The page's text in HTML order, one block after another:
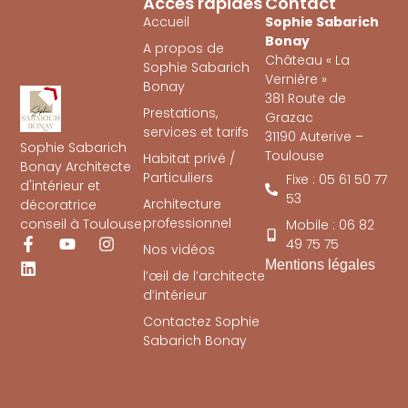
Sophie Sabarich
Bonay Architecte
d'intérieur et
décoratrice
conseil à Toulouse
Accueil
A propos de
Sophie Sabarich
Bonay
Prestations,
services et tarifs
Habitat privé /
Particuliers
Architecture
professionnel
Nos vidéos
l’œil de l’architecte
d’intérieur
Contactez Sophie
Sabarich Bonay
Sophie Sabarich
Bonay
Château « La
Vernière »
381 Route de
Grazac
31190 Auterive –
Toulouse
Fixe : 05 61 50 77
53
Mobile : 06 82
49 75 75
Mentions légales